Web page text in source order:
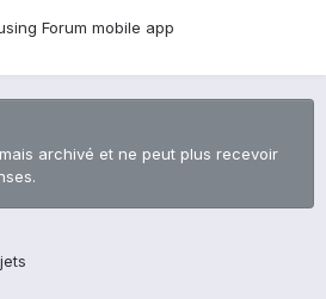
Forum mobile app
archivé et ne peut plus recevoir